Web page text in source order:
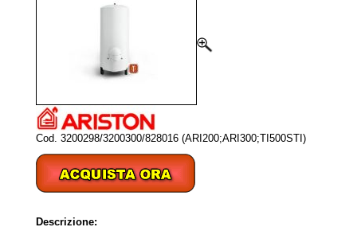
Cod. 3200298/3200300/828016 (ARI200;ARI300;TI500STI)
Descrizione: